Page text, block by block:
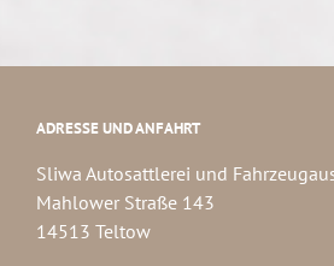
ADRESSE UND ANFAHRT
Sliwa Autosattlerei und
Mahlower Straße 143
14513 Teltow